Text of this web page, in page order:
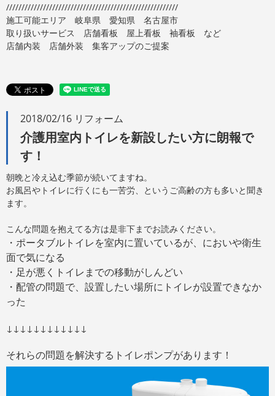
////////////////////////////////////////////////////////
施工可能エリア 岐阜県 愛知県 名古屋市
取り扱いサービス 店舗看板 屋上看板 袖看板 など
店舗内装 店舗外装 集客アップのご提案
2018/02/16 リフォーム
介護用室内トイレを新設したい方に朗報で
す！
朝晩と冷え込む季節が続いてますね。
お風呂やトイレに行くにも一苦労、というご高齢の方も多いと聞き
ます。
こんな問題を抱えてる方は是非下までお読みください。
・ポータブルトイレを室内に置いているが、においや衛生
面で気になる
・足が悪くトイレまでの移動がしんどい
・配管の問題で、設置したい場所にトイレが設置できなか
った
↓↓↓↓↓↓↓↓↓↓↓↓
それらの問題を解決するトイレポンプがあります！